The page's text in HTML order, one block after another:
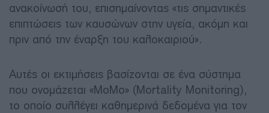
ανακοίνωσή του, επισημαίνοντας «τις σημαντικές
επιπτώσεις των καυσώνων στην υγεία, ακόμη και
πριν από την έναρξη του καλοκαιριού».
Αυτές οι εκτιμήσεις βασίζονται σε ένα σύστημα
που ονομάζεται «MoMo» (Mortality Monitoring),
το οποίο συλλέγει καθημερινά δεδομένα για τον